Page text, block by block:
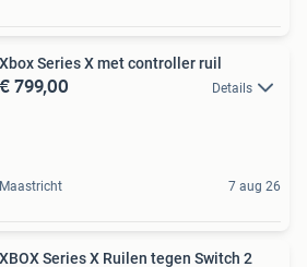
Xbox Series X met controller ruil
€ 799,00 Details
Maastricht 7 aug 26
XBOX Series X Ruilen tegen Switch 2